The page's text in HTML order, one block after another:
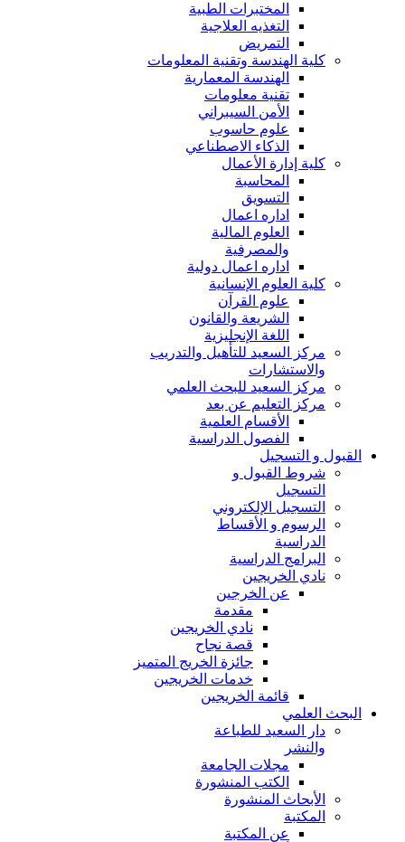
المختبرات الطبية
التغذيه العلاجية
التمريض
كلية الهندسة وتقنية المعلومات
الهندسة المعمارية
تقنية معلومات
الأمن السيبراني
علوم حاسوب
الذكاء الاصطناعي
كلية إدارة الأعمال
المحاسبة
التسويق
اداره اعمال
العلوم المالية
والمصرفية
اداره اعمال دولية
كلية العلوم الإنسانية
علوم القرآن
الشريعة والقانون
اللغة الإنجليزية
مركز السعيد للتأهيل والتدريب
والاستشارات
مركز السعيد للبحث العلمي
مركز التعليم عن بعد
الأقسام العلمية
الفصول الدراسية
القبول و التسجيل
شروط القبول و
التسجيل
التسجيل الإلكتروني
الرسوم و الأقساط
الدراسية
البرامج الدراسية
نادي الخريجين
عن الخرجين
مقدمة
نادي الخريجين
قصة نجاح
جائزة الخريج المتميز
خدمات الخريجين
قائمة الخريجين
البحث العلمي
دار السعيد للطباعة
والنشر
مجلات الجامعة
الكتب المنشورة
الأبحاث المنشورة
المكتبة
عن المكتبة